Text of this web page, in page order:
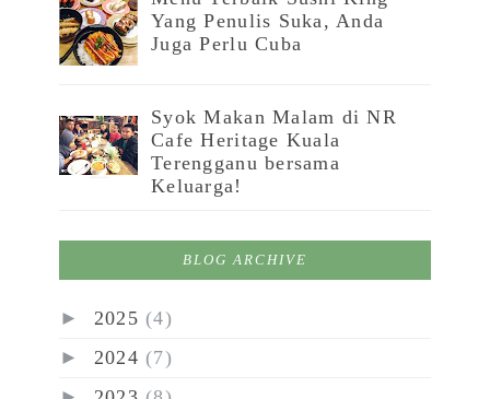
Yang Penulis Suka, Anda
Juga Perlu Cuba
Syok Makan Malam di NR
Cafe Heritage Kuala
Terengganu bersama
Keluarga!
BLOG ARCHIVE
► 2025 (4)
► 2024 (7)